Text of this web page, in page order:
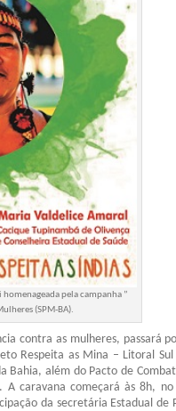
pela campanha ”
(SPM-BA).
contra as mulheres, passará
Respeita as Mina – Litoral Sul
Bahia, além do Pacto de
caravana começará às 8h,
da secretária Estadual de